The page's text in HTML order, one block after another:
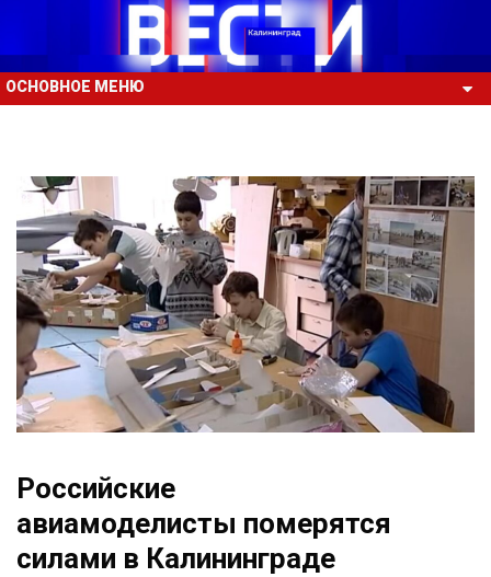
ОСНОВНОЕ МЕНЮ
Российские
авиамоделисты померятся
силами в Калининграде